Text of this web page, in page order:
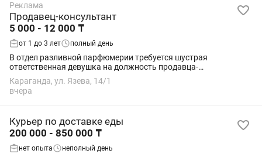
Реклама
Продавец-консультант
5 000 - 12 000 ₸
от 1 до 3 лет полный день
В отдел разливной парфюмерии требуется шустрая
ответственная девушка на должность продавца-
консультанта. Возраст от 18 до 25 лет. На долгосрок.
Студентов не рассматриваем. Желательно с опытом работы...
Караганда, ул. Язева, 14/1
вчера
Курьер по доставке еды
200 000 - 850 000 ₸
нет опыта неполный день